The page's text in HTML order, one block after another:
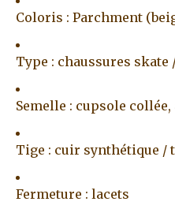
Coloris : Parchment
Type : chaussures
Semelle : cupsole
Tige : cuir synthétique /
Fermeture : lacets